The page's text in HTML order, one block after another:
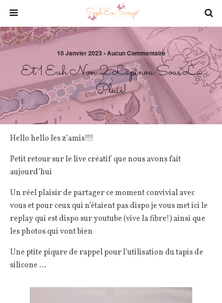
10 Janvier 2023 • Aucun Commentaire
Et 1 Euh Non 2 Lapinou Sous La
Pluie!
Hello hello les z’amis!!!!
Petit retour sur le live créatif que nous avons fait
aujourd’hui
Un réel plaisir de partager ce moment convivial avec
vous et pour ceux qui n’étaient pas dispo je vous met ici le
replay qui est dispo sur youtube (vive la fibre!) ainsi que
les photos qui vont bien
Une ptite piqure de rappel pour l’utilisation du tapis de
silicone …